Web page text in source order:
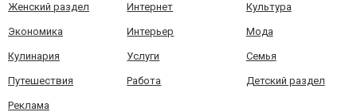
Женский раздел Интернет Культура
Экономика Интерьер Мода
Кулинария Услуги Семья
Путешествия Работа Детский раздел
Реклама